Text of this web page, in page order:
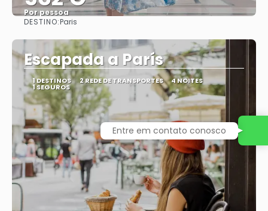
Por pessoa
DESTINO:Paris
Escapada a París
1 DESTINOS 2 REDE DE TRANSPORTES 4 NOITES
1 SEGUROS
Entre em contato conosco